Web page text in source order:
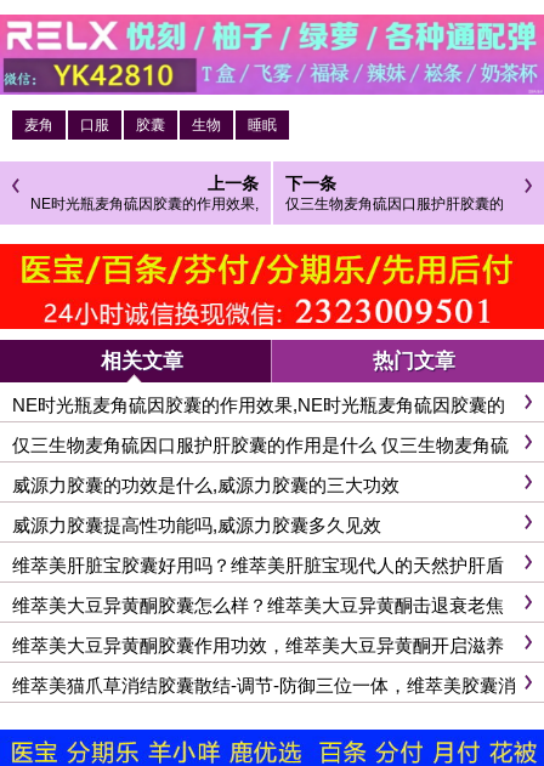
麦角 口服 胶囊 生物 睡眠
上一条
NE时光瓶麦角硫因胶囊的作用效果,
下一条
仅三生物麦角硫因口服护肝胶囊的
相关文章 热门文章
NE时光瓶麦角硫因胶囊的作用效果,NE时光瓶麦角硫因胶囊的
三大作用
仅三生物麦角硫因口服护肝胶囊的作用是什么 仅三生物麦角硫
因口服胶囊的三大作用
威源力胶囊的功效是什么,威源力胶囊的三大功效
威源力胶囊提高性功能吗,威源力胶囊多久见效
维萃美肝脏宝胶囊好用吗？维萃美肝脏宝现代人的天然护肝盾
维萃美大豆异黄酮胶囊怎么样？维萃美大豆异黄酮击退衰老焦
虑
维萃美大豆异黄酮胶囊作用功效，维萃美大豆异黄酮开启滋养
新篇
维萃美猫爪草消结胶囊散结-调节-防御三位一体，维萃美胶囊消
结有妙方